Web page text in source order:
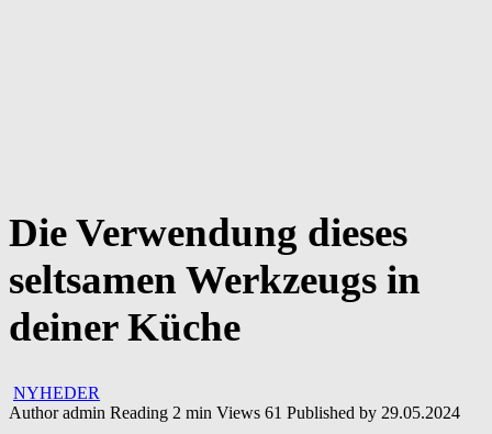
Die Verwendung dieses
seltsamen Werkzeugs in
deiner Küche
NYHEDER
Author admin Reading 2 min Views 61 Published by 29.05.2024